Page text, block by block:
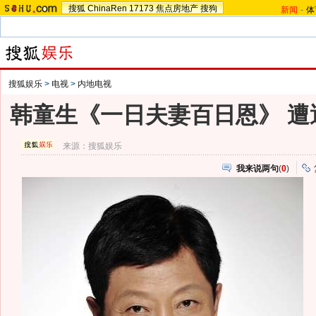
搜狐 ChinaRen 17173 焦点房地产 搜狗 新闻 -
搜狐娱乐 > 电视 > 内地电视
韩童生《一日夫妻百日恩》
来源：搜狐娱乐
我来说两句(0)